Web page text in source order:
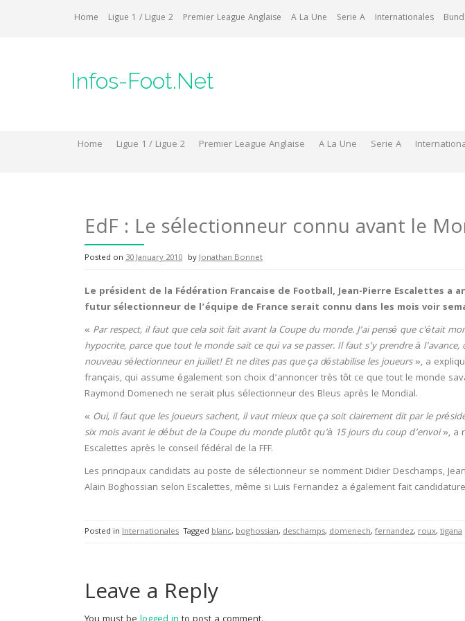
Home Ligue 1 / Ligue 2 Premier League Anglaise A La Une Serie A Internationales
Infos-Foot.Net
Home Ligue 1 / Ligue 2 Premier League Anglaise A La Une Serie A
EdF : Le sélectionneur connu avant le
Posted on 30 January 2010 byJonathan Bonnet
Le président de la Fédération Francaise de Football, Jean-Pierre Escalettes a
futur sélectionneur de l’équipe de France serait connu dans les mois voir
« Par respect, il faut que cela soit fait avant la Coupe du monde. J’ai pensé que c’était
hypocrite, parce que tout le monde sait ce qui va se passer. Il faut s’y prendre à
nouveau sélectionneur en juillet! Et ne dites pas que ça déstabilise les joueurs», a
français, qui assume également son choix d’annoncer très tôt ce que tout le monde
Raymond Domenech ne serait plus sélectionneur des Bleus après le Mondial.
« Oui, il faut que les joueurs sachent, il vaut mieux que ça soit clairement dit par le
six mois avant le début de la Coupe du monde plutôt qu’à 15 jours du coup d’envoi», a
Escalettes après le conseil fédéral de la FFF.
Les principaux candidats au poste de sélectionneur se nomment Didier Deschamps,
Alain Boghossian selon Escalettes, même si Luis Fernandez a également fait
Posted in Internationales Tagged blanc, boghossian, deschamps, domenech, fernandez, roux, tigana
Leave a Reply